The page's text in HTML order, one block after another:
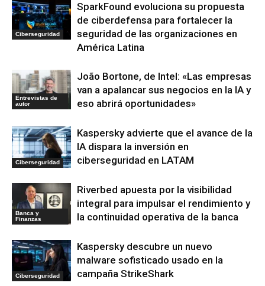
Ciberseguridad
SparkFound evoluciona su propuesta
de ciberdefensa para fortalecer la
seguridad de las organizaciones en
América Latina
Entrevistas de
autor
João Bortone, de Intel: «Las empresas
van a apalancar sus negocios en la IA y
eso abrirá oportunidades»
Ciberseguridad
Kaspersky advierte que el avance de la
IA dispara la inversión en
ciberseguridad en LATAM
Banca y
Finanzas
Riverbed apuesta por la visibilidad
integral para impulsar el rendimiento y
la continuidad operativa de la banca
Ciberseguridad
Kaspersky descubre un nuevo
malware sofisticado usado en la
campaña StrikeShark